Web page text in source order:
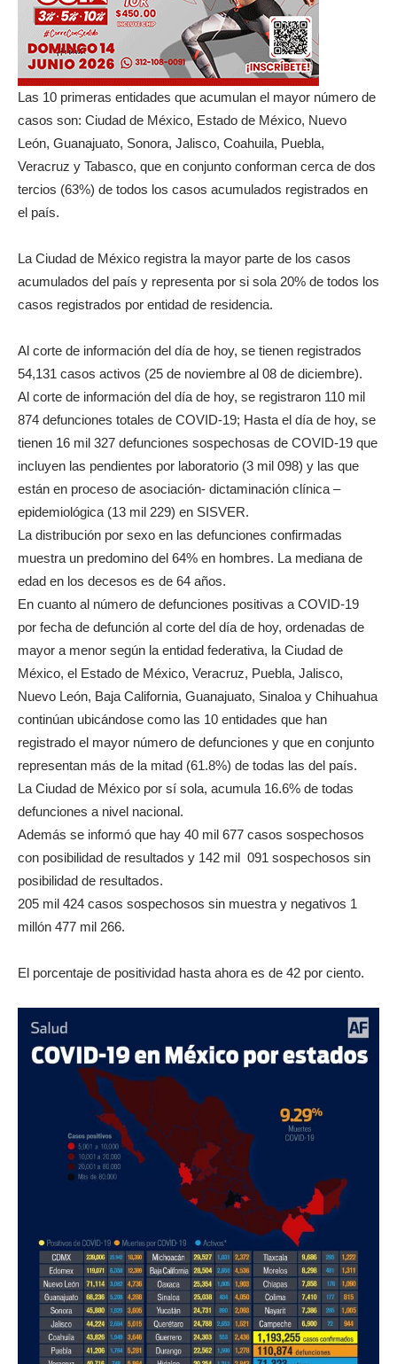
Las 10 primeras entidades que acumulan el mayor número de
casos son: Ciudad de México, Estado de México, Nuevo
León, Guanajuato, Sonora, Jalisco, Coahuila, Puebla,
Veracruz y Tabasco, que en conjunto conforman cerca de dos
tercios (63%) de todos los casos acumulados registrados en
el país.
La Ciudad de México registra la mayor parte de los casos
acumulados del país y representa por si sola 20% de todos los
casos registrados por entidad de residencia.
Al corte de información del día de hoy, se tienen registrados
54,131 casos activos (25 de noviembre al 08 de diciembre).
Al corte de información del día de hoy, se registraron 110 mil
874 defunciones totales de COVID-19; Hasta el día de hoy, se
tienen 16 mil 327 defunciones sospechosas de COVID-19 que
incluyen las pendientes por laboratorio (3 mil 098) y las que
están en proceso de asociación- dictaminación clínica –
epidemiológica (13 mil 229) en SISVER.
La distribución por sexo en las defunciones confirmadas
muestra un predomino del 64% en hombres. La mediana de
edad en los decesos es de 64 años.
En cuanto al número de defunciones positivas a COVID-19
por fecha de defunción al corte del día de hoy, ordenadas de
mayor a menor según la entidad federativa, la Ciudad de
México, el Estado de México, Veracruz, Puebla, Jalisco,
Nuevo León, Baja California, Guanajuato, Sinaloa y Chihuahua
continúan ubicándose como las 10 entidades que han
registrado el mayor número de defunciones y que en conjunto
representan más de la mitad (61.8%) de todas las del país.
La Ciudad de México por sí sola, acumula 16.6% de todas
defunciones a nivel nacional.
Además se informó que hay 40 mil 677 casos sospechosos
con posibilidad de resultados y 142 mil 091 sospechosos sin
posibilidad de resultados.
205 mil 424 casos sospechosos sin muestra y negativos 1
millón 477 mil 266.
El porcentaje de positividad hasta ahora es de 42 por ciento.